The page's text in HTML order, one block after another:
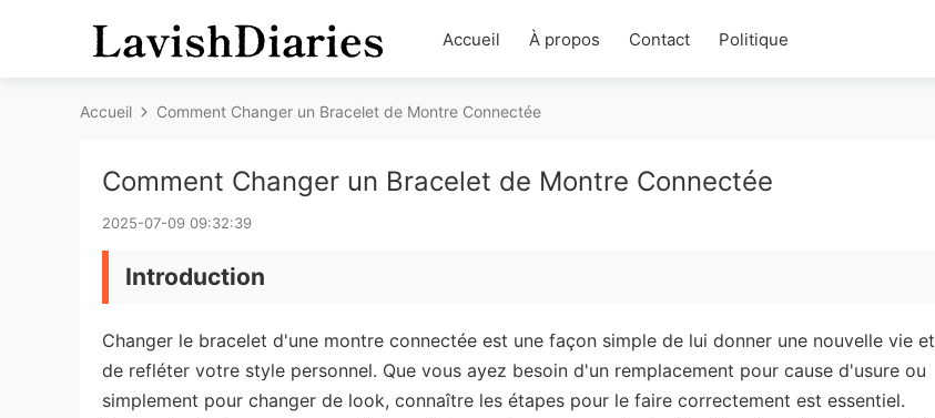
Accueil À propos Contact Politique
Accueil Comment Changer un Bracelet de Montre Connectée
Comment Changer un Bracelet de Montre Connectée
2025-07-09 09:32:39
Introduction
Changer le bracelet d'une montre connectée est une façon simple de lui donner une nouvelle vie et
de refléter votre style personnel. Que vous ayez besoin d'un remplacement pour cause d'usure ou
simplement pour changer de look, connaître les étapes pour le faire correctement est essentiel.